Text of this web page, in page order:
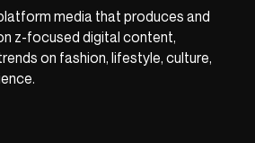
media that produces and
z-focused digital content,
on fashion, lifestyle, culture,